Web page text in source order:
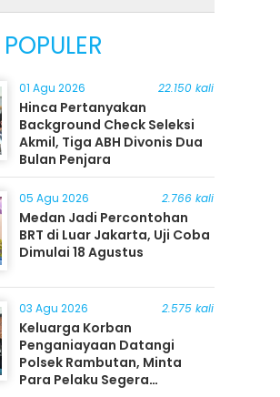
POPULER
01 Agu 2026 22.150 kali
Hinca Pertanyakan
Background Check Seleksi
Akmil, Tiga ABH Divonis Dua
Bulan Penjara
05 Agu 2026 2.766 kali
Medan Jadi Percontohan
BRT di Luar Jakarta, Uji Coba
Dimulai 18 Agustus
03 Agu 2026 2.575 kali
Keluarga Korban
Penganiayaan Datangi
Polsek Rambutan, Minta
Para Pelaku Segera